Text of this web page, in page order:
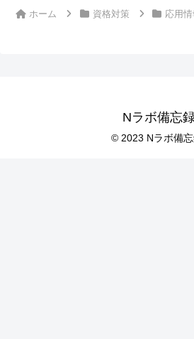
ホーム 資格対策 応用
Nラボ備忘
© 2023 Nラボ備忘